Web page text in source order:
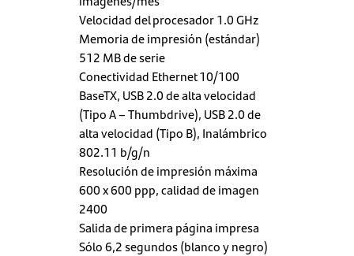
Velocidad del procesador 1.0 GHz
Memoria de impresión (estándar)
512 MB de serie
Conectividad Ethernet 10/100
BaseTX, USB 2.0 de alta velocidad
(Tipo A – Thumbdrive), USB 2.0 de
alta velocidad (Tipo B), Inalámbrico
802.11 b/g/n
Resolución de impresión máxima
600 x 600 ppp, calidad de imagen
2400
Salida de primera página impresa
Sólo 6,2 segundos (blanco y negro)